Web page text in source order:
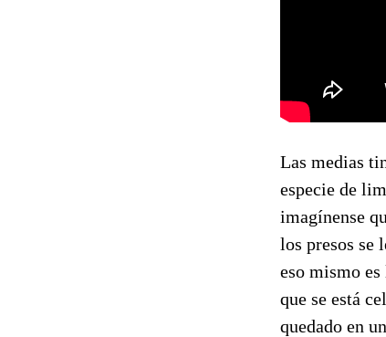
Las medias
especie de
imagínense
los presos se
eso mismo
que se está
quedado en